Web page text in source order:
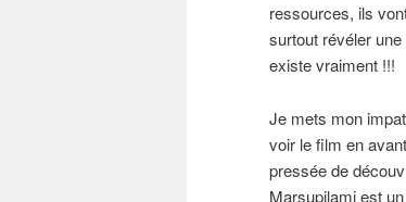
ressources, ils
surtout révéler
existe vraiment !!!
Je mets mon
voir le film en
pressée de
Marsupilami est